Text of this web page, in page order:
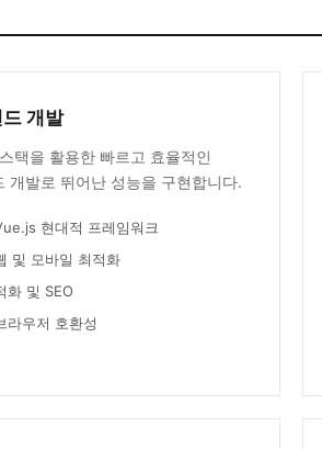
개발
택을 활용한 빠르고 효율적인
개발로 뛰어난 성능을 구현합니다.
현대적 프레임워크
및 모바일 최적화
화 및 SEO
라우저 호환성